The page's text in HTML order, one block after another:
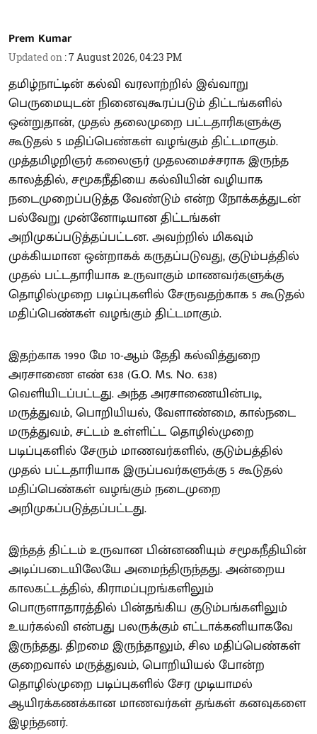
Prem Kumar
Updated on :7 August 2026, 04:23 PM
தமிழ்நாட்டின் கல்வி வரலாற்றில் இவ்வாறு
பெருமையுடன் நினைவுகூரப்படும் திட்டங்களில்
ஒன்றுதான், முதல் தலைமுறை பட்டதாரிகளுக்கு
கூடுதல் 5 மதிப்பெண்கள் வழங்கும் திட்டமாகும்.
முத்தமிழறிஞர் கலைஞர் முதலமைச்சராக இருந்த
காலத்தில், சமூகநீதியை கல்வியின் வழியாக
நடைமுறைப்படுத்த வேண்டும் என்ற நோக்கத்துடன்
பல்வேறு முன்னோடியான திட்டங்கள்
அறிமுகப்படுத்தப்பட்டன. அவற்றில் மிகவும்
முக்கியமான ஒன்றாகக் கருதப்படுவது, குடும்பத்தில்
முதல் பட்டதாரியாக உருவாகும் மாணவர்களுக்கு
தொழில்முறை படிப்புகளில் சேருவதற்காக 5 கூடுதல்
மதிப்பெண்கள் வழங்கும் திட்டமாகும்.
இதற்காக 1990 மே 10-ஆம் தேதி கல்வித்துறை
அரசாணை எண் 638 (G.O. Ms. No. 638)
வெளியிடப்பட்டது. அந்த அரசாணையின்படி,
மருத்துவம், பொறியியல், வேளாண்மை, கால்நடை
மருத்துவம், சட்டம் உள்ளிட்ட தொழில்முறை
படிப்புகளில் சேரும் மாணவர்களில், குடும்பத்தில்
முதல் பட்டதாரியாக இருப்பவர்களுக்கு 5 கூடுதல்
மதிப்பெண்கள் வழங்கும் நடைமுறை
அறிமுகப்படுத்தப்பட்டது.
இந்தத் திட்டம் உருவான பின்னணியும் சமூகநீதியின்
அடிப்படையிலேயே அமைந்திருந்தது. அன்றைய
காலகட்டத்தில், கிராமப்புறங்களிலும்
பொருளாதாரத்தில் பின்தங்கிய குடும்பங்களிலும்
உயர்கல்வி என்பது பலருக்கும் எட்டாக்கனியாகவே
இருந்தது. திறமை இருந்தாலும், சில மதிப்பெண்கள்
குறைவால் மருத்துவம், பொறியியல் போன்ற
தொழில்முறை படிப்புகளில் சேர முடியாமல்
ஆயிரக்கணக்கான மாணவர்கள் தங்கள் கனவுகளை
இழந்தனர்.